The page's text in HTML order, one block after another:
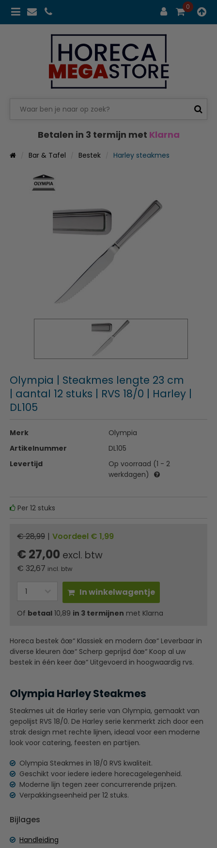
0
Betalen in 3 termijn met Klarna
Bar & Tafel Bestek Harley steakmes
Olympia | Steakmes lengte 23 cm
| aantal 12 stuks | RVS 18/0 | Harley |
DL105
Merk
Olympia
Artikelnummer
DL105
Levertijd
Op voorraad (1 - 2
werkdagen)
Per 12 stuks
€ 28,99 | Voordeel € 1,99
€ 27,00 excl. btw
€ 32,67 incl. btw
In winkelwagentje
Of betaal 10,89 in 3 termijnen met Klarna
Horeca bestek âœ“ Klassiek en modern âœ“ Leverbaar in
diverse kleuren âœ“ Scherp geprijsd âœ“ Koop al uw
bestek in één keer âœ“ Uitgevoerd in hoogwaardig rvs.
Olympia Harley Steakmes
Steakmes uit de Harley serie van Olympia, gemaakt van
gepolijst RVS 18/0. De Harley serie kenmerkt zich door een
strak design met rechte lijnen, ideaal voor een moderne
look voor catering, feesten en partijen.
Olympia Steakmes in 18/0 RVS kwaliteit.
Geschikt voor iedere iedere horecagelegenheid.
Moderne lijn tegen zeer concurrerende prijzen.
Verpakkingseenheid per 12 stuks.
Bijlages
Handleiding